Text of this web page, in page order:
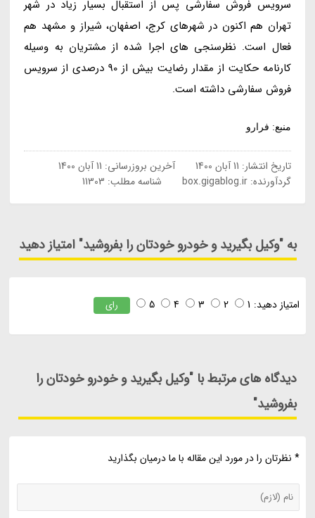
سرویس فروش سفارشی پس از استقبال بسیار زیاد در شهر
تهران هم اکنون در شهرهای کرج، اصفهان، شیراز و مشهد هم
فعال است. نظرسنجی های اجرا شده از مشتریان به وسیله
کارنامه حکایت از مقدار رضایت بیش از 90 درصدی از سرویس
فروش سفارشی داشته است.
منبع: فرارو
تاریخ انتشار: 11 آبان 1400 آخرین بروزرسانی: 11 آبان 1400
گردآورنده:box.gigablog.ir شناسه مطلب: 11303
به "وکیل بگیرید و خودرو خودتان را بفروشید" امتیاز دهید
امتیاز دهید: 1
2
3
4
5 رای
دیدگاه های مرتبط با "وکیل بگیرید و خودرو خودتان را
بفروشید"
* نظرتان را در مورد این مقاله با ما درمیان بگذارید